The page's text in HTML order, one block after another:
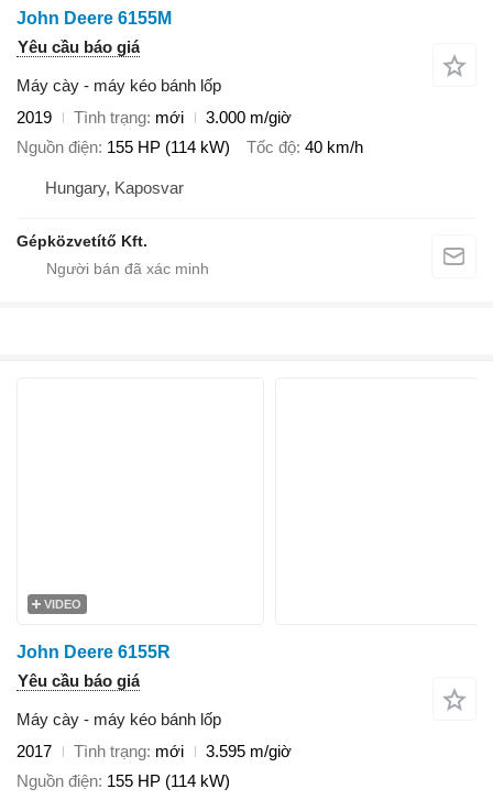
John Deere 6155M
Yêu cầu báo giá
Máy cày - máy kéo bánh lốp
2019
Tình trạng mới
3.000 m/giờ
Nguồn điện 155 HP (114 kW) Tốc độ 40 km/h
Hungary, Kaposvar
Gépközvetítő Kft.
VIDEO
John Deere 6155R
Yêu cầu báo giá
Máy cày - máy kéo bánh lốp
2017
Tình trạng mới
3.595 m/giờ
Nguồn điện 155 HP (114 kW)